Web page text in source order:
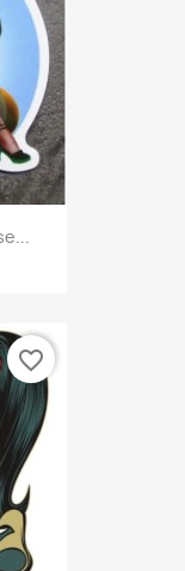
favorite_border